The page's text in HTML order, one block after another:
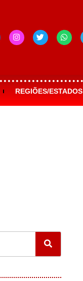
REGIÕES/ESTADOS